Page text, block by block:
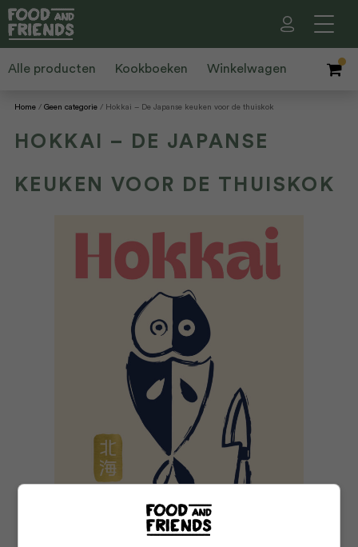
Alle producten Kookboeken Winkelwagen
Home Geen categorie Hokkai – De Japanse keuken voor de thuiskok
HOKKAI – DE JAPANSE
KEUKEN VOOR DE THUISKOK